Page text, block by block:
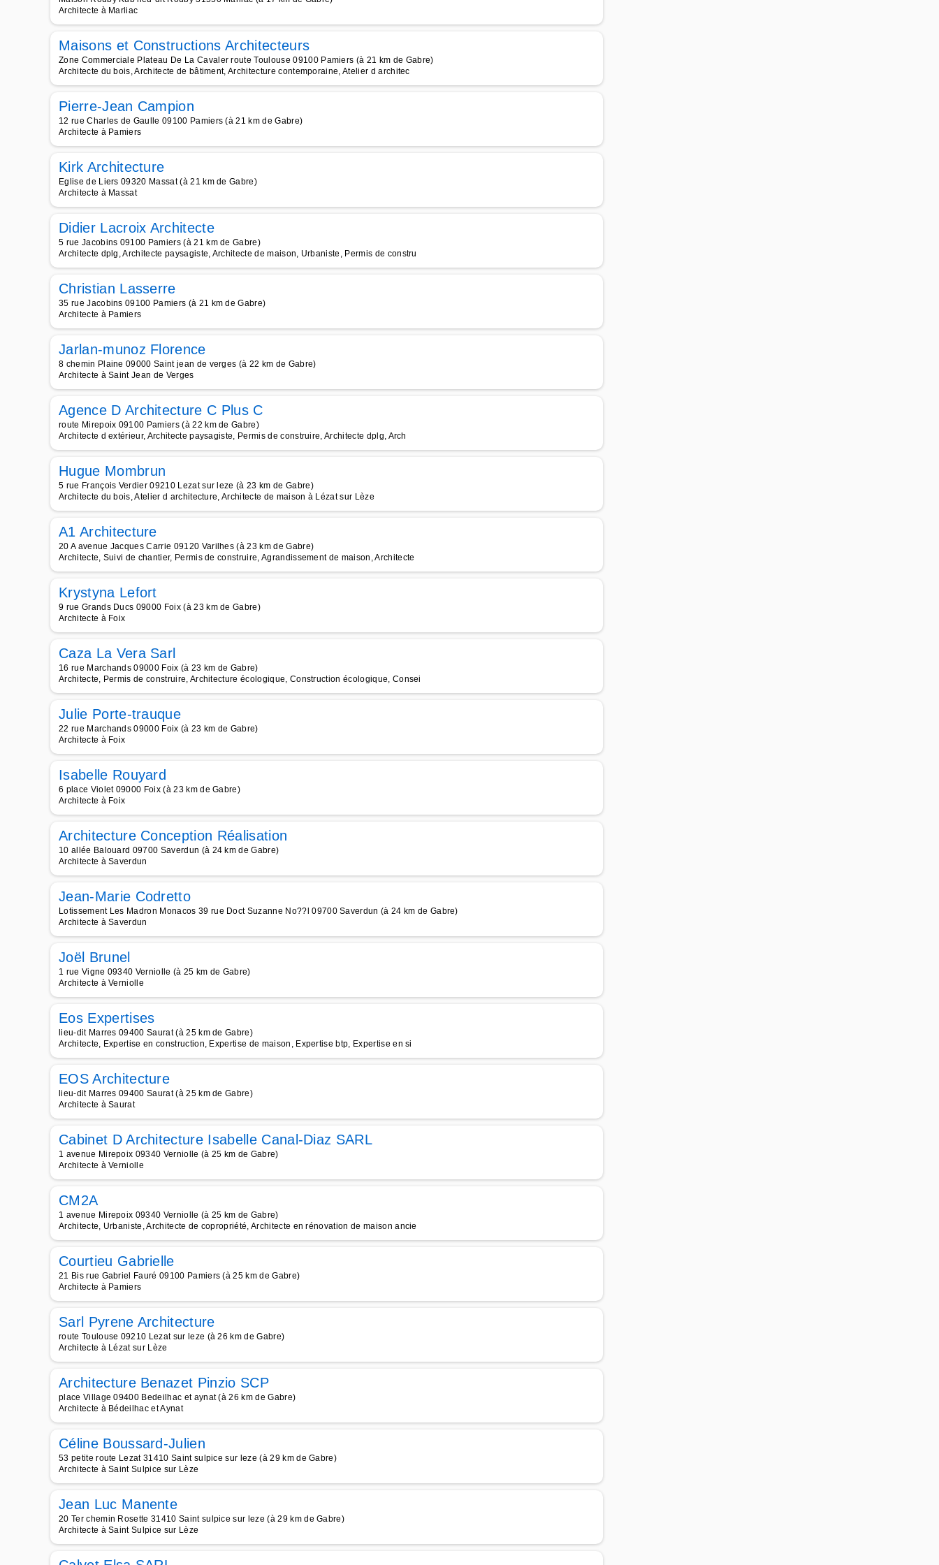
Architecte à Marliac
Maisons et Constructions Architecteurs
Zone Commerciale Plateau De La Cavaler route Toulouse 09100 Pamiers (à 21 km de Gabre)
Architecte du bois, Architecte de bâtiment, Architecture contemporaine, Atelier d architec
Pierre-Jean Campion
12 rue Charles de Gaulle 09100 Pamiers (à 21 km de Gabre)
Architecte à Pamiers
Kirk Architecture
Eglise de Liers 09320 Massat (à 21 km de Gabre)
Architecte à Massat
Didier Lacroix Architecte
5 rue Jacobins 09100 Pamiers (à 21 km de Gabre)
Architecte dplg, Architecte paysagiste, Architecte de maison, Urbaniste, Permis de constru
Christian Lasserre
35 rue Jacobins 09100 Pamiers (à 21 km de Gabre)
Architecte à Pamiers
Jarlan-munoz Florence
8 chemin Plaine 09000 Saint jean de verges (à 22 km de Gabre)
Architecte à Saint Jean de Verges
Agence D Architecture C Plus C
route Mirepoix 09100 Pamiers (à 22 km de Gabre)
Architecte d extérieur, Architecte paysagiste, Permis de construire, Architecte dplg, Arch
Hugue Mombrun
5 rue François Verdier 09210 Lezat sur leze (à 23 km de Gabre)
Architecte du bois, Atelier d architecture, Architecte de maison à Lézat sur Lèze
A1 Architecture
20 A avenue Jacques Carrie 09120 Varilhes (à 23 km de Gabre)
Architecte, Suivi de chantier, Permis de construire, Agrandissement de maison, Architecte
Krystyna Lefort
9 rue Grands Ducs 09000 Foix (à 23 km de Gabre)
Architecte à Foix
Caza La Vera Sarl
16 rue Marchands 09000 Foix (à 23 km de Gabre)
Architecte, Permis de construire, Architecture écologique, Construction écologique, Consei
Julie Porte-trauque
22 rue Marchands 09000 Foix (à 23 km de Gabre)
Architecte à Foix
Isabelle Rouyard
6 place Violet 09000 Foix (à 23 km de Gabre)
Architecte à Foix
Architecture Conception Réalisation
10 allée Balouard 09700 Saverdun (à 24 km de Gabre)
Architecte à Saverdun
Jean-Marie Codretto
Lotissement Les Madron Monacos 39 rue Doct Suzanne No??l 09700 Saverdun (à 24 km de Gabre)
Architecte à Saverdun
Joël Brunel
1 rue Vigne 09340 Verniolle (à 25 km de Gabre)
Architecte à Verniolle
Eos Expertises
lieu-dit Marres 09400 Saurat (à 25 km de Gabre)
Architecte, Expertise en construction, Expertise de maison, Expertise btp, Expertise en si
EOS Architecture
lieu-dit Marres 09400 Saurat (à 25 km de Gabre)
Architecte à Saurat
Cabinet D Architecture Isabelle Canal-Diaz SARL
1 avenue Mirepoix 09340 Verniolle (à 25 km de Gabre)
Architecte à Verniolle
CM2A
1 avenue Mirepoix 09340 Verniolle (à 25 km de Gabre)
Architecte, Urbaniste, Architecte de copropriété, Architecte en rénovation de maison ancie
Courtieu Gabrielle
21 Bis rue Gabriel Fauré 09100 Pamiers (à 25 km de Gabre)
Architecte à Pamiers
Sarl Pyrene Architecture
route Toulouse 09210 Lezat sur leze (à 26 km de Gabre)
Architecte à Lézat sur Lèze
Architecture Benazet Pinzio SCP
place Village 09400 Bedeilhac et aynat (à 26 km de Gabre)
Architecte à Bédeilhac et Aynat
Céline Boussard-Julien
53 petite route Lezat 31410 Saint sulpice sur leze (à 29 km de Gabre)
Architecte à Saint Sulpice sur Lèze
Jean Luc Manente
20 Ter chemin Rosette 31410 Saint sulpice sur leze (à 29 km de Gabre)
Architecte à Saint Sulpice sur Lèze